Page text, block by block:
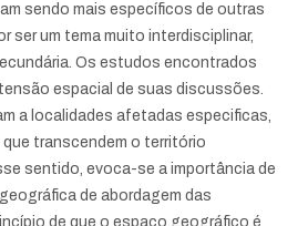
sendo mais específicos de outras
ser um tema muito interdisciplinar,
Os estudos encontrados
espacial de suas discussões.
a localidades afetadas especificas,
transcendem o território
sentido, evoca-se a importância de
de abordagem das
de que o espaço geográfico é